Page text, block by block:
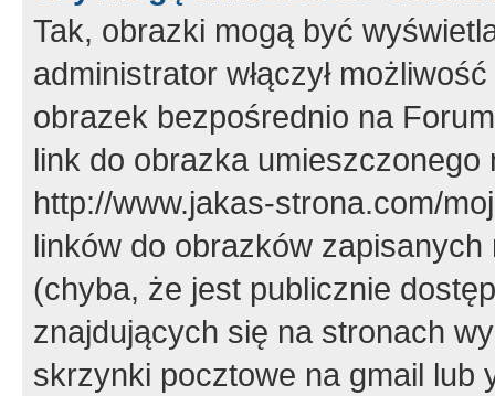
Tak, obrazki mogą być
administrator włączył
obrazek bezpośrednio na
link do obrazka
http://www.jakas-strona.com/
linków do obrazków
(chyba, że jest publicznie
znajdujących się na stronach
skrzynki pocztowe na gmail lub